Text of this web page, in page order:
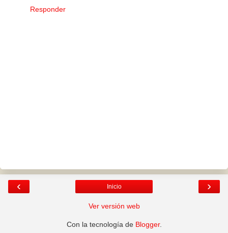
Responder
‹ ›
Inicio
Ver versión web
Con la tecnología de Blogger.